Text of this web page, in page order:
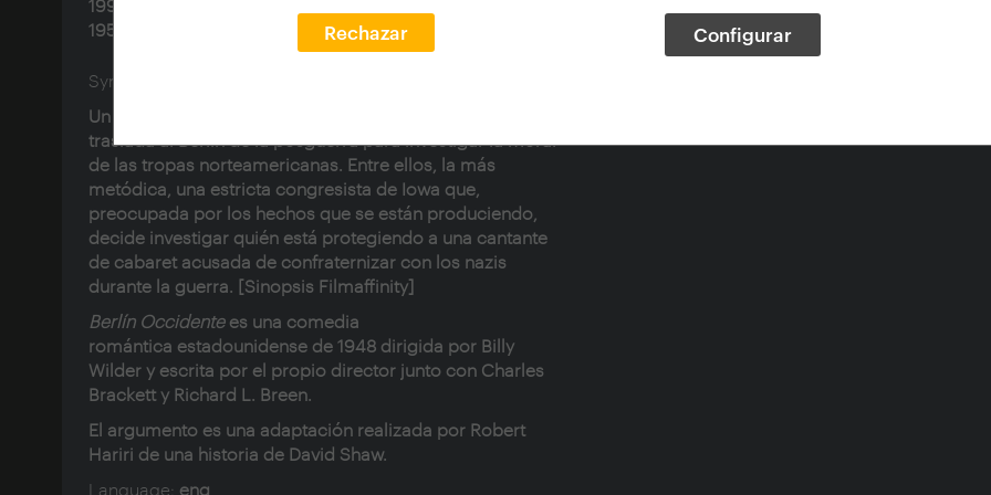
Rechazar Configurar
1992); Arthur, Jean (1900-1991); Mitchell, Millard (1900-
1953)
Synopsis:
Un comité de congresistas de los Estados Unidos se
traslada al Berlín de la posguerra para investigar la moral
de las tropas norteamericanas. Entre ellos, la más
metódica, una estricta congresista de Iowa que,
preocupada por los hechos que se están produciendo,
decide investigar quién está protegiendo a una cantante
de cabaret acusada de confraternizar con los nazis
durante la guerra. [Sinopsis Filmaffinity]
Berlín Occidentees una comedia
romántica estadounidense de 1948 dirigida por Billy
Wilder y escrita por el propio director junto con Charles
Brackett y Richard L. Breen.
El argumento es una adaptación realizada por Robert
Hariri de una historia de David Shaw.
Language: eng